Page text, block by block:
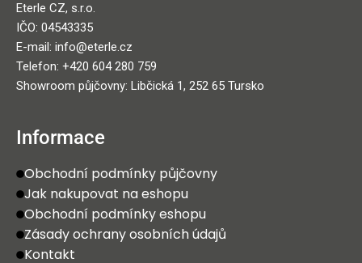
Eterle CZ, s.r.o.
IČO: 04543335
E-mail: info@eterle.cz
Telefon: +420 604 280 759
Showroom půjčovny: Libčická 1, 252 65 Tursko
Informace
Obchodní podmínky půjčovny
Jak nakupovat na eshopu
Obchodní podmínky eshopu
Zásady ochrany osobních údajů
Kontakt